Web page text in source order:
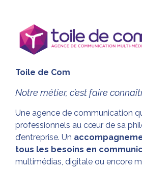
Toile de Com
Notre métier, c’est faire
Une agence de communication
professionnels au cœur de sa
d’entreprise. Un
tous les besoins en
multimédias, digitale ou encore